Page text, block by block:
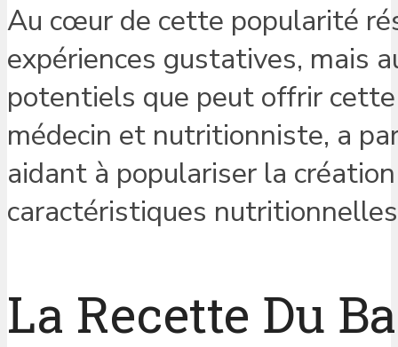
Au cœur de cette popularité
expériences gustatives, mais
potentiels que peut offrir cette
médecin et nutritionniste, a
aidant à populariser la
caractéristiques
La Recette Du